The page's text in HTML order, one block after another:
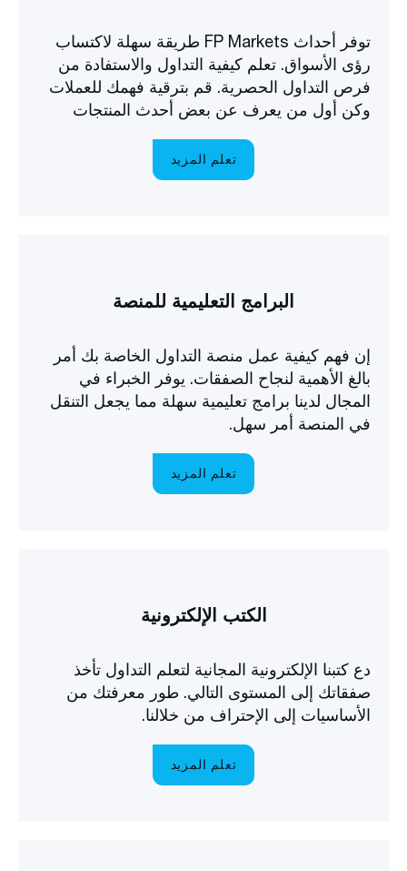
توفر أحداث FP Markets طريقة سهلة لاكتساب
رؤى الأسواق. تعلم كيفية التداول والاستفادة من
فرص التداول الحصرية. قم بترقية فهمك للعملات
وكن أول من يعرف عن بعض أحدث المنتجات
تعلم المزيد
البرامج التعليمية للمنصة
إن فهم كيفية عمل منصة التداول الخاصة بك أمر
بالغ الأهمية لنجاح الصفقات. يوفر الخبراء في
المجال لدينا برامج تعليمية سهلة مما يجعل التنقل
في المنصة أمر سهل.
تعلم المزيد
الكتب الإلكترونية
دع كتبنا الإلكترونية المجانية لتعلم التداول تأخذ
صفقاتك إلى المستوى التالي. طور معرفتك من
الأساسيات إلى الإحتراف من خلالنا.
تعلم المزيد